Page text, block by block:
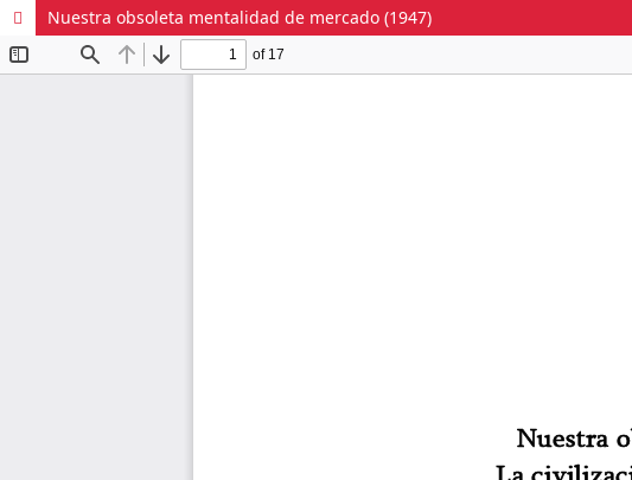
Nuestra obsoleta mentalidad de mercado (1947)